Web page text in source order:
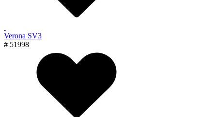
Verona SV3
# 51998